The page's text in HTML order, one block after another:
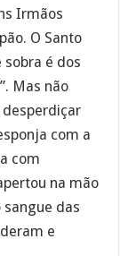
Irmãos
O Santo
é dos
Mas não
com a
com
na mão
das
e